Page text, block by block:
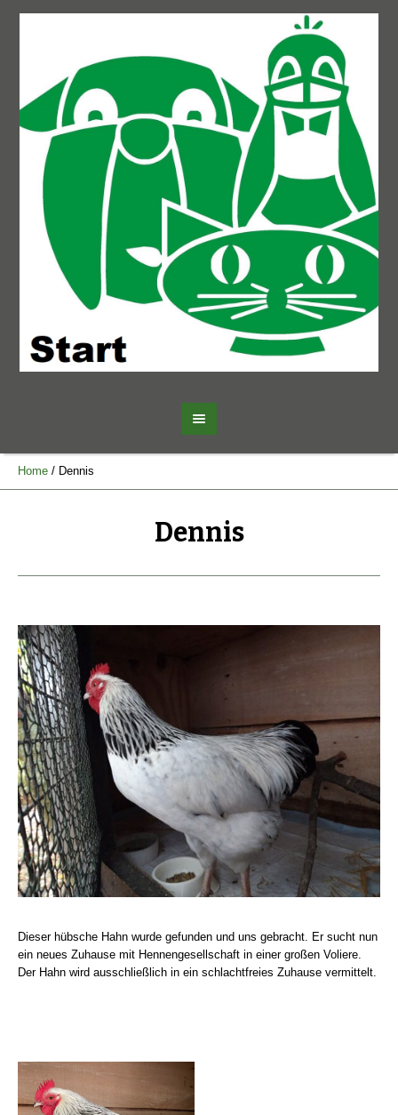
Home / Dennis
Dennis
Dieser hübsche Hahn wurde gefunden und uns gebracht. Er sucht nun
ein neues Zuhause mit Hennengesellschaft in einer großen Voliere.
Der Hahn wird ausschließlich in ein schlachtfreies Zuhause vermittelt.